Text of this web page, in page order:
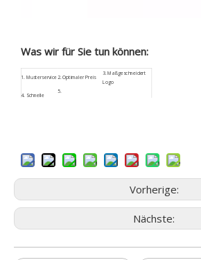
Was wir für Sie tun können:
1. Musterservice2. Optimaler Preis
3.Maßgeschneidert
Logo
4. Schnelle
5.
Vorherige:
Nächste: